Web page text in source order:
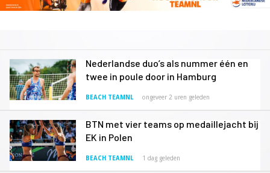
Nederlandse duo’s als nummer één en
twee in poule door in Hamburg
BEACH TEAMNL ongeveer 2 uren geleden
BTN met vier teams op medaillejacht bij
EK in Polen
BEACH TEAMNL 1 dag geleden